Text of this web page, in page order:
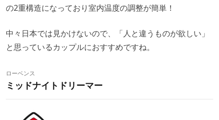
の2重構造になっており室内温度の調整が簡単！
中々日本では見かけないので、「人と違うものが欲しい」
と思っているカップルにおすすめですね。
ローベンス
ミッドナイトドリーマー